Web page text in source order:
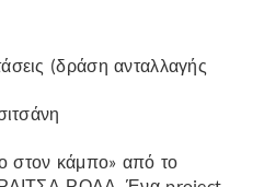
(δράση ανταλλαγής
στον κάμπο» από το